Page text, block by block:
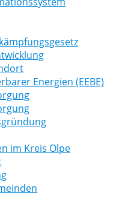
Energien (EEBE)
im Kreis Olpe